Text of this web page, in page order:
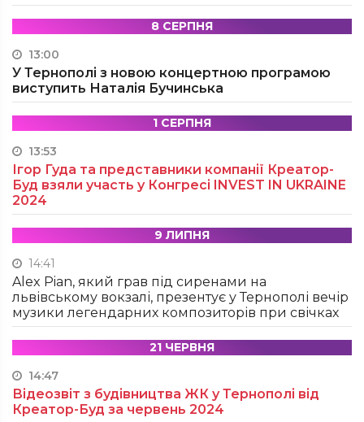
8 СЕРПНЯ
13:00
У Тернополі з новою концертною програмою
виступить Наталія Бучинська
1 СЕРПНЯ
13:53
Ігор Гуда та представники компанії Креатор-
Буд взяли участь у Конгресі INVEST IN UKRAINE
2024
9 ЛИПНЯ
14:41
Alex Pian, який грав під сиренами на
львівському вокзалі, презентує у Тернополі вечір
музики легендарних композиторів при свічках
21 ЧЕРВНЯ
14:47
Відеозвіт з будівництва ЖК у Тернополі від
Креатор-Буд за червень 2024